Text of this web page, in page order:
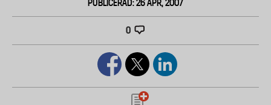
PUBLICERAD: 26 APR, 2007
0